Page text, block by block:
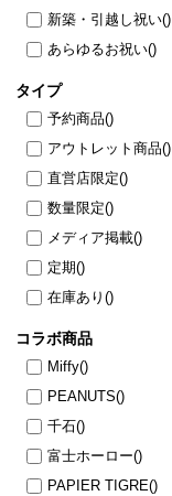
新築・引越し祝い()
あらゆるお祝い()
タイプ
予約商品()
アウトレット商品()
直営店限定()
数量限定()
メディア掲載()
定期()
在庫あり ()
コラボ商品
Miffy()
PEANUTS()
千石()
富士ホーロー()
PAPIER TIGRE()